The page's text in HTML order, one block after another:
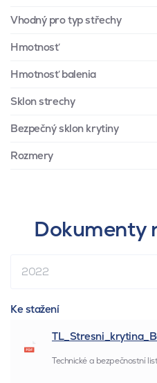
Vhodný pro typ střechy
Hmotnosť
Hmotnosť balenia
Sklon strechy
Bezpečný sklon krytiny
Rozmery
Dokumenty
2022
Ke stažení
Technické a bezpečnostní